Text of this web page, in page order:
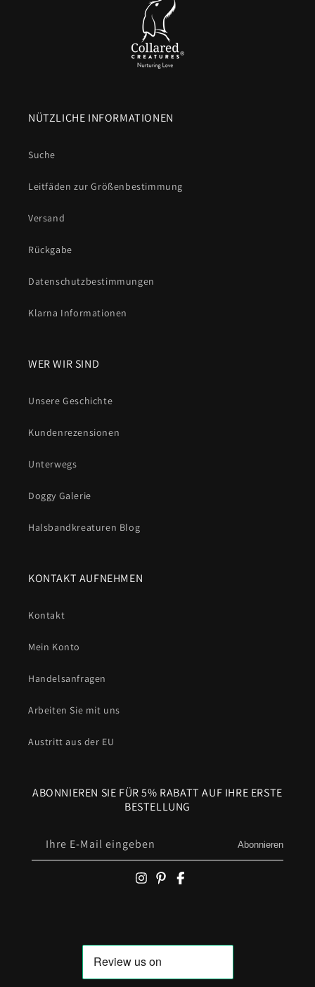
NÜTZLICHE INFORMATIONEN
Suche
Leitfäden zur Größenbestimmung
Versand
Rückgabe
Datenschutzbestimmungen
Klarna Informationen
WER WIR SIND
Unsere Geschichte
Kundenrezensionen
Unterwegs
Doggy Galerie
Halsbandkreaturen Blog
KONTAKT AUFNEHMEN
Kontakt
Mein Konto
Handelsanfragen
Arbeiten Sie mit uns
Austritt aus der EU
ABONNIEREN SIE FÜR 5% RABATT AUF IHRE ERSTE
BESTELLUNG
Ihre E-Mail eingeben Abonnieren